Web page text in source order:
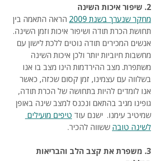
2. שיפור איכות השינה
מחקר שנערך בשנת 2009
הראה התאמה בין
תחושת הכרת תודה ושיפור איכות וזמן השינה.
אנשים המכירים תודה נוטים ללכת לישון עם
מחשבות חיוביות יותר ולכן איכות השינה
משתפרת. מצב ההירדמות הינו מצב בו אנו
בשלווה עם עצמינו, זמן קסום שכזה, כאשר
אנו לומדים להיות בתחושה של הכרת תודה,
גופינו מגיב בהתאם ונכנס למצב שינה באופן
שמיטיב עימנו.  ישנם עוד טיפים מועילים
לשינה טובה ששווה להכיר.
3. משפרת את קצב הלב והבריאות